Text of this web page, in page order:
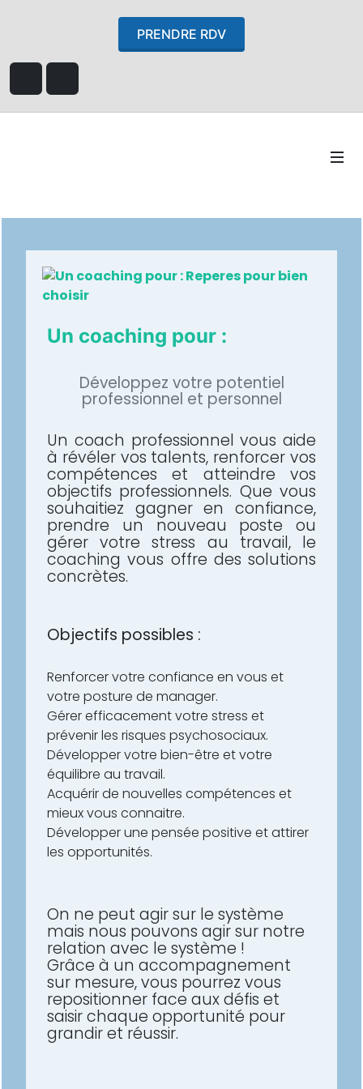
PRENDRE RDV
Un coaching pour :
Développez votre potentiel
professionnel et personnel
Un coach professionnel vous aide
à révéler vos talents, renforcer vos
compétences et atteindre vos
objectifs professionnels. Que vous
souhaitiez gagner en confiance,
prendre un nouveau poste ou
gérer votre stress au travail, le
coaching vous offre des solutions
concrètes.
Objectifs possibles :
Renforcer votre confiance en vous et
votre posture de manager.
Gérer efficacement votre stress et
prévenir les risques psychosociaux.
Développer votre bien-être et votre
équilibre au travail.
Acquérir de nouvelles compétences et
mieux vous connaitre.
Développer une pensée positive et attirer
les opportunités.
On ne peut agir sur le système
mais nous pouvons agir sur notre
relation avec le système !
Grâce à un accompagnement
sur mesure, vous pourrez vous
repositionner face aux défis et
saisir chaque opportunité pour
grandir et réussir.